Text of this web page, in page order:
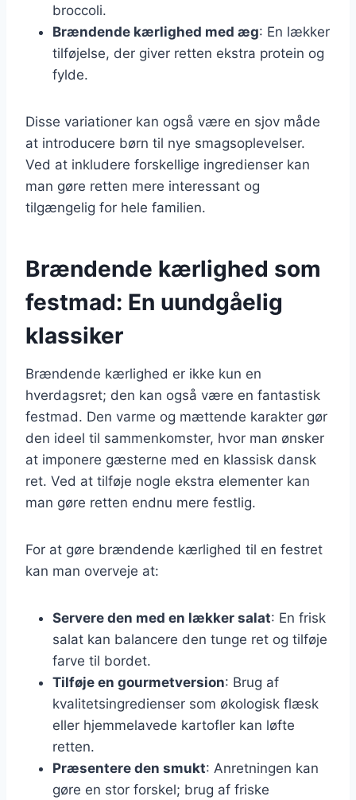
broccoli.
Brændende kærlighed med æg: En lækker
tilføjelse, der giver retten ekstra protein og
fylde.
Disse variationer kan også være en sjov måde
at introducere børn til nye smagsoplevelser.
Ved at inkludere forskellige ingredienser kan
man gøre retten mere interessant og
tilgængelig for hele familien.
Brændende kærlighed som
festmad: En uundgåelig
klassiker
Brændende kærlighed er ikke kun en
hverdagsret; den kan også være en fantastisk
festmad. Den varme og mættende karakter gør
den ideel til sammenkomster, hvor man ønsker
at imponere gæsterne med en klassisk dansk
ret. Ved at tilføje nogle ekstra elementer kan
man gøre retten endnu mere festlig.
For at gøre brændende kærlighed til en festret
kan man overveje at:
Servere den med en lækker salat: En frisk
salat kan balancere den tunge ret og tilføje
farve til bordet.
Tilføje en gourmetversion: Brug af
kvalitetsingredienser som økologisk flæsk
eller hjemmelavede kartofler kan løfte
retten.
Præsentere den smukt: Anretningen kan
gøre en stor forskel; brug af friske